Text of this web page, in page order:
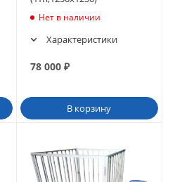
Нет в наличии
Характеристики
78 000₽
В корзину